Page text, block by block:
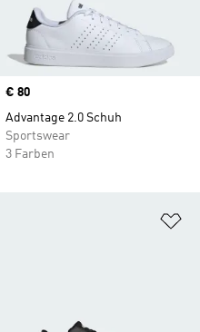
Price
€ 80
Advantage 2.0 Schuh
Sportswear
3 Farben